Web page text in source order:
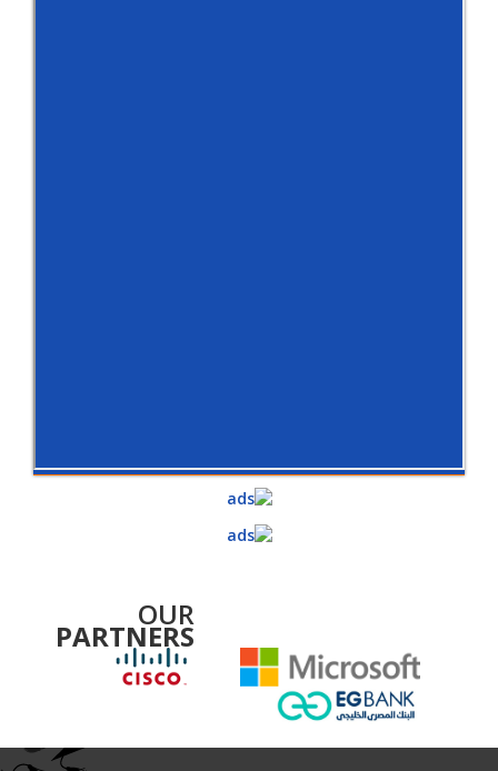
OUR
PARTNERS